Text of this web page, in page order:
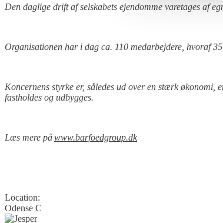
Den daglige drift af selskabets ejendomme varetages af
Organisationen har i dag ca. 110 medarbejdere, hvoraf
Koncernens styrke er, således ud over en stærk økonomi,
fastholdes og udbygges.
Læs mere påwww.barfoedgroup.dk
Location:
Odense C